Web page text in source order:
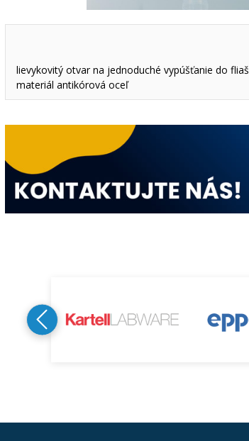
lievykovitý otvar na jednoduché vypúšťanie do fliaš
materiál antikórová oceľ